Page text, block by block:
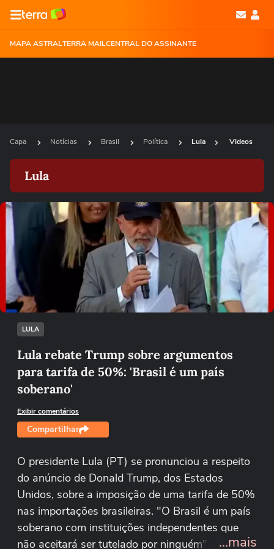
MAPA ASTRALTERRA MAILCENTRAL DO ASSINANTE
Capa Notícias Brasil Política Lula Videos
Lula
Ops!
Não foi possível reproduzir o vídeo
Tentar novamente
LULA
Lula rebate Trump sobre argumentos
para tarifa de 50%: 'Brasil é um país
soberano'
Exibir comentários
Compartilhar
O presidente Lula (PT) se pronunciou a respeito
do anúncio de Donald Trump, dos Estados
Unidos, sobre a imposição de uma tarifa de 50%
nas importações brasileiras. "O Brasil é um país
soberano com instituições independentes que
não aceitará ser tutelado por ninguém", escreveu
...mais